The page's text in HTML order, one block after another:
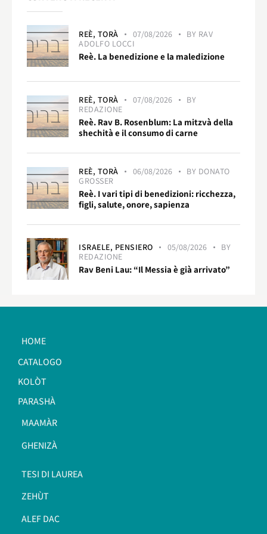
REÈ, TORÀ 07/08/2026 BY RAV
ADOLFO LOCCI
Reè. La benedizione e la maledizione
REÈ, TORÀ 07/08/2026
BY
REDAZIONE
Reè. Rav B. Rosenblum: La mitzvà della
shechità e il consumo di carne
REÈ, TORÀ 06/08/2026 BY DONATO
GROSSER
Reè. I vari tipi di benedizioni: ricchezza,
figli, salute, onore, sapienza
ISRAELE, PENSIERO 05/08/2026
BY
REDAZIONE
Rav Beni Lau: “Il Messia è già arrivato”
HOME
CATALOGO
KOLÒT
PARASHÀ
MAAMÀR
GHENIZÀ
TESI DI LAUREA
ZEHÙT
ALEF DAC